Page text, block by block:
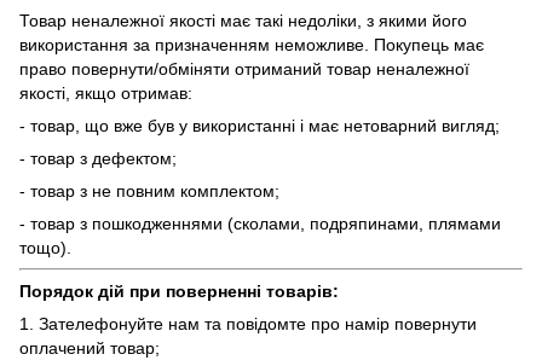
Товар неналежної якості має такі недоліки, з якими його
використання за призначенням неможливе. Покупець має
право повернути/обміняти отриманий товар неналежної
якості, якщо отримав:
- товар, що вже був у використанні і має нетоварний вигляд;
- товар з дефектом;
- товар з не повним комплектом;
- товар з пошкодженнями (сколами, подряпинами, плямами
тощо).
Порядок дій при поверненні товарів:
1. Зателефонуйте нам та повідомте про намір повернути
оплачений товар;